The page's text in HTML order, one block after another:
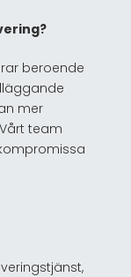
beroende
mer
team